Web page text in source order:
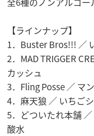
【ラインナップ】
1．Buster Bros!!! ／
2．MAD TRIGGER
カッシュ
3．Fling Posse ／ マ
4．麻天狼 ／ いちご
5．どついたれ本舗
酸水